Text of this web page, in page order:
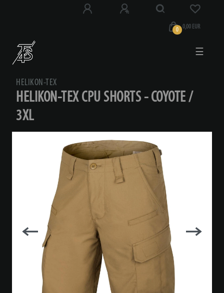
0 0,00 EUR
☰
HELIKON-TEX
HELIKON-TEX CPU SHORTS - COYOTE /
3XL